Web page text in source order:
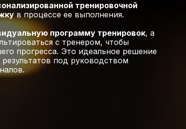
тренировочной
в процессе ее выполнения.
программу тренировок, а
с тренером, чтобы
прогресса. Это идеальное решение
под руководством